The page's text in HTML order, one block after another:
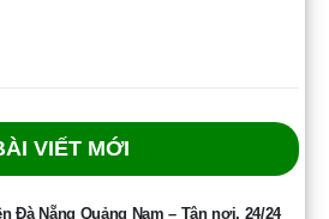
VIẾT MỚI
Đà Nẵng Quảng Nam – Tận nơi, 24/24